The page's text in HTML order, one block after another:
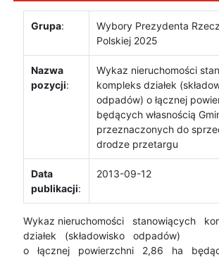
Grupa:
Wybory Prezydenta
Polskiej 2025
Nazwa
pozycji:
Wykaz nieruchomości
kompleks działek
odpadów) o łącznej
będących własnością
przeznaczonych do
drodze przetargu
Data
publikacji:
2013-09-12
Wykaz nieruchomości stanowiących
działek (składowisko odpadów)
o łącznej powierzchni 2,86 ha